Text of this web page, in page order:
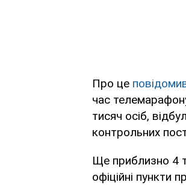
Про це
час
тисяч осіб,
контрольних
Ще приблизно 4
офіційні пункти